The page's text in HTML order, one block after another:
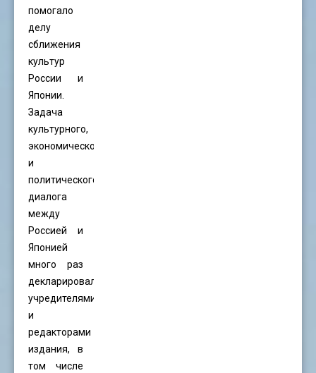
помогало
делу
сближения
культур
России и
Японии.
Задача
культурного,
экономического
и
политического
диалога
между
Россией и
Японией
много раз
декларировалась
учредителями
и
редакторами
издания, в
том числе